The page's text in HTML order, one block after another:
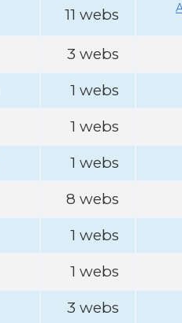
11 webs
3 webs
1 webs
1 webs
1 webs
8 webs
1 webs
1 webs
3 webs